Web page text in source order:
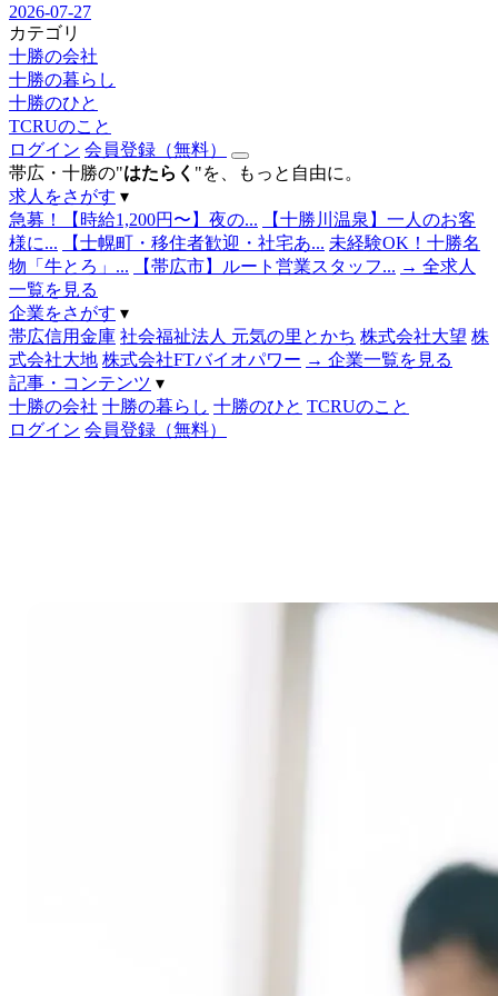
2026-07-27
カテゴリ
十勝の会社
十勝の暮らし
十勝のひと
TCRUのこと
ログイン 会員登録（無料）
帯広・十勝の"はたらく "を、もっと自由に。
求人をさがす ▾
急募！【時給1,200円〜】夜の...
【十勝川温泉】一人のお客
様に...
【士幌町・移住者歓迎・社宅あ... 未経験OK！十勝名
物「牛とろ」...
【帯広市】ルート営業スタッフ... → 全求人
一覧を見る
企業をさがす ▾
帯広信用金庫 社会福祉法人 元気の里とかち 株式会社大望 株
式会社大地 株式会社FTバイオパワー → 企業一覧を見る
記事・コンテンツ ▾
十勝の会社 十勝の暮らし 十勝のひと TCRUのこと
ログイン 会員登録（無料）